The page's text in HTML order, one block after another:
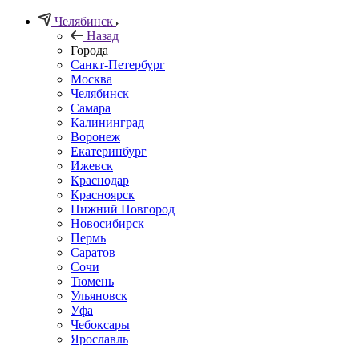
Челябинск
Назад
Города
Санкт-Петербург
Москва
Челябинск
Самара
Калининград
Воронеж
Екатеринбург
Ижевск
Краснодар
Красноярск
Нижний Новгород
Новосибирск
Пермь
Саратов
Сочи
Тюмень
Ульяновск
Уфа
Чебоксары
Ярославль